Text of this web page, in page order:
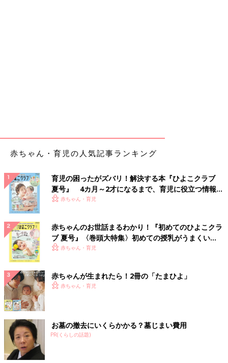
赤ちゃん・育児の人気記事ランキング
育児の困ったがズバリ！解決する本『ひよこクラブ
夏号』 4カ月～2才になるまで、育児に役立つ情報が
いっぱい！
赤ちゃん・育児
赤ちゃんのお世話まるわかり！『初めてのひよこクラ
ブ 夏号』〈巻頭大特集〉初めての授乳がうまくい
く！ おっぱい・ミルクの基本と夏のトラブル 解決テ
赤ちゃん・育児
赤ちゃんが生まれたら！2冊の「たまひよ」
赤ちゃん・育児
お墓の撤去にいくらかかる？墓じまい費用
PR(くらしの話題)